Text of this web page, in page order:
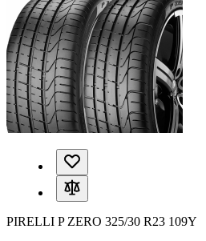
PIRELLI P ZERO 325/30 R23 109Y